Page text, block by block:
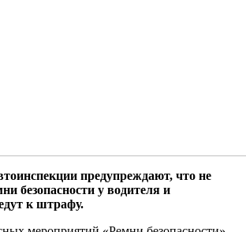
предупреждают, что не
безопасности у водителя и
к штрафу.